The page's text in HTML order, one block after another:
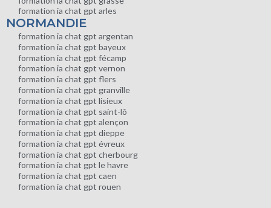
formation ia chat gpt arles
NORMANDIE
formation ia chat gpt argentan
formation ia chat gpt bayeux
formation ia chat gpt fécamp
formation ia chat gpt vernon
formation ia chat gpt flers
formation ia chat gpt granville
formation ia chat gpt lisieux
formation ia chat gpt saint-lô
formation ia chat gpt alençon
formation ia chat gpt dieppe
formation ia chat gpt évreux
formation ia chat gpt cherbourg
formation ia chat gpt le havre
formation ia chat gpt caen
formation ia chat gpt rouen